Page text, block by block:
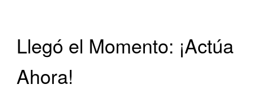
Llegó el Momento: ¡Actúa
Ahora!